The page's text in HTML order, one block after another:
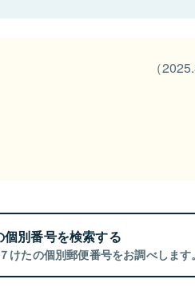
（
個別番号を検索する
けたの個別郵便番号をお調べします。